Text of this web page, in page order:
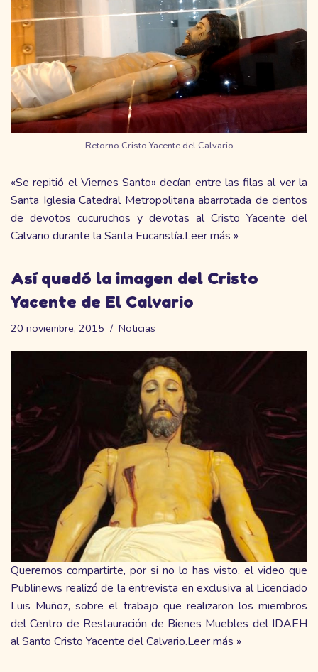
Retorno Cristo Yacente del Calvario
«Se repitió el Viernes Santo» decían entre las filas al ver la
Santa Iglesia Catedral Metropolitana abarrotada de cientos
de devotos cucuruchos y devotas al Cristo Yacente del
Calvario durante la Santa Eucaristía.Leer más »
Así quedó la imagen del Cristo
Yacente de El Calvario
20 noviembre, 2015 Noticias
Queremos compartirte, por si no lo has visto, el video que
Publinews realizó de la entrevista en exclusiva al Licenciado
Luis Muñoz, sobre el trabajo que realizaron los miembros
del Centro de Restauración de Bienes Muebles del IDAEH
al Santo Cristo Yacente del Calvario.Leer más »